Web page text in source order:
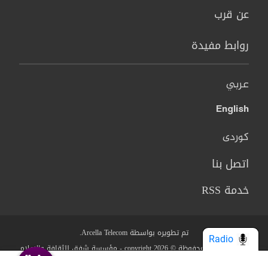
عن قرب
روابط مفيدة
عربي
English
کوردی
اتصل بنا
خدمة RSS
تم تطويره بواسطة Arcella Telecom.
جميع الحقوق محفوظة © copyright 2026 - مؤسسة شفق للثقافة والاعلام
Radio